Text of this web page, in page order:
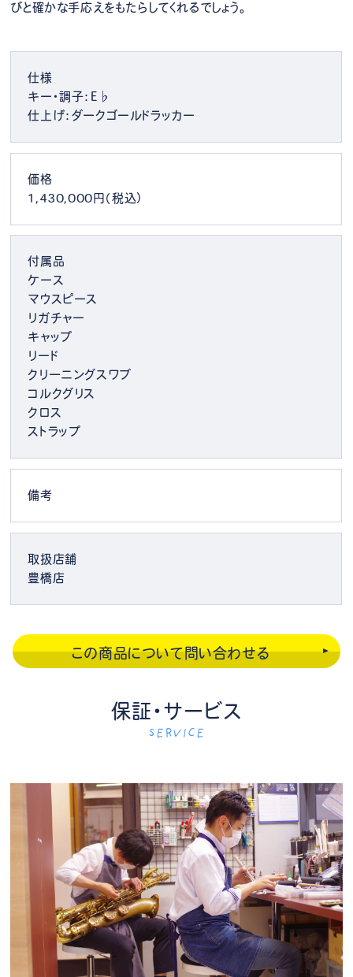
びと確かな手応えをもたらしてくれるでしょう。
仕様
キー・調子：E♭
仕上げ：ダークゴールドラッカー
価格
1,430,000円（税込）
付属品
ケース
マウスピース
リガチャー
キャップ
リード
クリーニングスワブ
コルクグリス
クロス
ストラップ
備考
取扱店舗
豊橋店
この商品について問い合わせる
保証・サービス
SERVICE